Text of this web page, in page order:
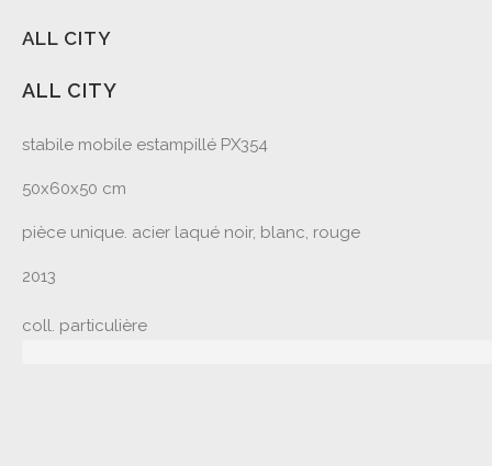
ALL CITY
ALL CITY
stabile mobile estampillé PX354
50x60x50 cm
pièce unique. acier laqué noir, blanc, rouge
2013
coll. particulière